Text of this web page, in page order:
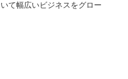
て幅広いビジネスをグロー